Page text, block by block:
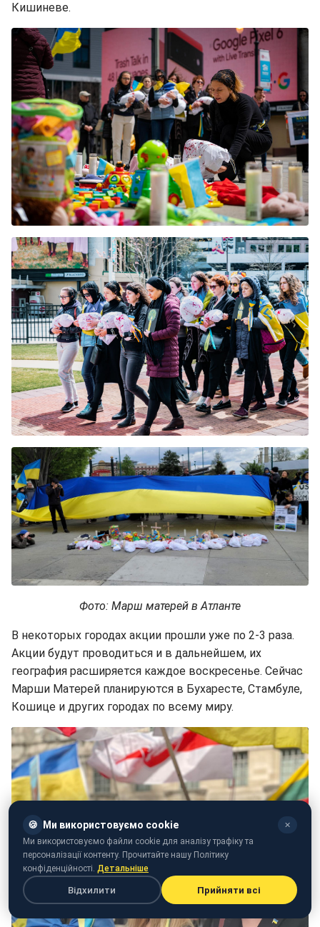
Кишиневе.
Фото: Марш матерей в Атланте
В некоторых городах акции прошли уже по 2-3 раза.
Акции будут проводиться и в дальнейшем, их
география расширяется каждое воскресенье. Сейчас
Марши Матерей планируются в Бухаресте, Стамбуле,
Кошице и других городах по всему миру.
🍪 Ми використовуємо cookie ✕
Ми використовуємо файли cookie для аналізу трафіку та
персоналізації контенту. Прочитайте нашу Політику
конфіденційності. Детальніше
Відхилити Прийняти всі